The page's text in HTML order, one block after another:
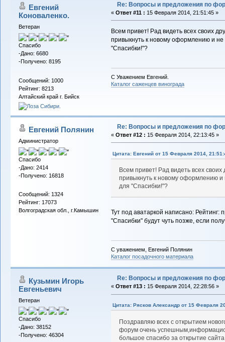
Евгений
Коноваленко.
Ветеран
Спасибо
-Дано: 6680
-Получено: 8195
Сообщений: 1000
Рейтинг: 8213
Алтайский край г. Бийск
Re: Вопросы и предложения по
« Ответ #11 : 15 Февраля 2014, 21:51:45 »
Всем привет! Рад видеть всех своих
привыкнуть к новому оформлению и не
"Спасибки!"?
С Уважением Евгений.
Каталог саженцев винограда
Евгений Полянин
Администратор
Спасибо
-Дано: 2414
-Получено: 16818
Сообщений: 1324
Рейтинг: 17073
Волгоградская обл., г.Камышин
Re: Вопросы и предложения по
« Ответ #12 : 15 Февраля 2014, 22:13:45 »
Цитата: Евгений от 15 Февраля 2014,
Всем привет! Рад видеть всех
привыкнуть к новому оформлению и
для "Спасибки!"?
Тут под аватаркой написано: Рейтинг:
"Спасибки" будут чуть позже, если
С уважением, Евгений Полянин
Каталог посадочного материала
Кузьмин Игорь
Евгеньевич
Ветеран
Спасибо
-Дано: 38152
-Получено: 46304
Re: Вопросы и предложения по
« Ответ #13 : 15 Февраля 2014, 22:28:56 »
Цитата: Рясков Александр от 15 Февраля
Поздравляю всех с открытием
форум очень
большое спасибо за открытие